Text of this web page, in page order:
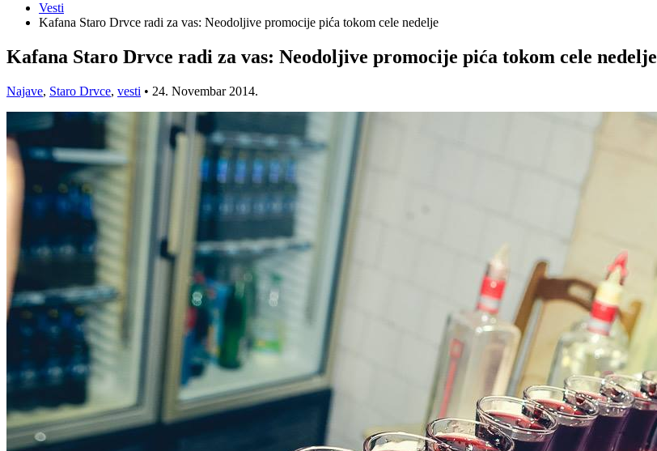
Vesti
Kafana Staro Drvce radi za vas: Neodoljive promocije pića tokom cele nedelje
Kafana Staro Drvce radi za vas: Neodoljive promocije pića tokom cele nedelje
Najave, Staro Drvce, vesti • 24. Novembar 2014.